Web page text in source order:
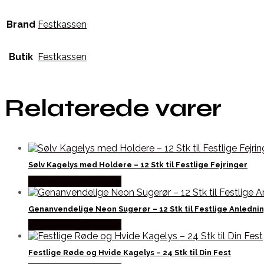
Brand Festkassen
Butik Festkassen
Relaterede varer
Sølv Kagelys med Holdere – 12 Stk til Festlige Fejringer
Genanvendelige Neon Sugerør – 12 Stk til Festlige
Festlige Røde og Hvide Kagelys – 24 Stk til Din Fest